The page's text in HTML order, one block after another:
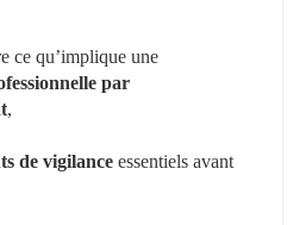
mieux comprendre ce qu’implique une
par
,
de vigilance essentiels avant